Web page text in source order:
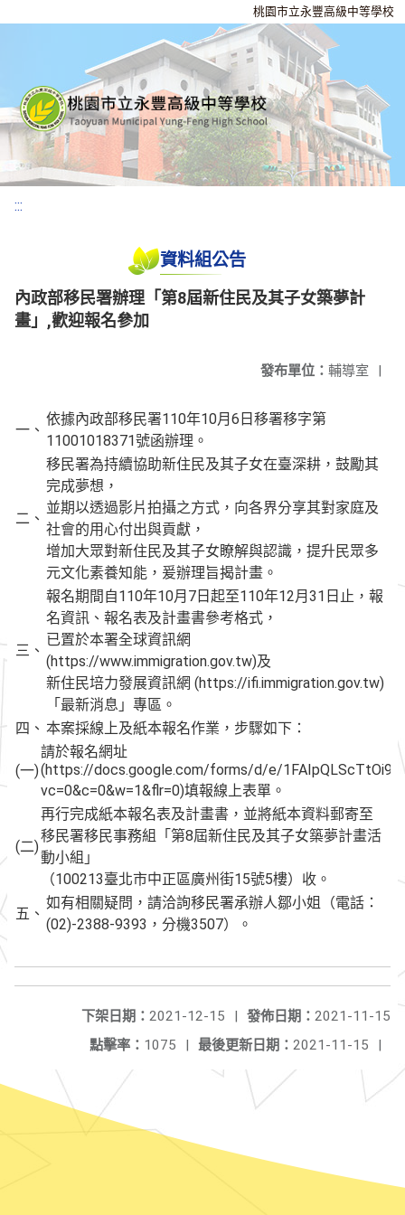
桃園市立永豐高級中等學校
:::
資料組公告
內政部移民署辦理「第8屆新住民及其子女築夢計
畫」,歡迎報名參加
發布單位： 輔導室 |
一、
依據內政部移民署110年10月6日移署移字第
11001018371號函辦理。
二、
移民署為持續協助新住民及其子女在臺深耕，鼓勵其
完成夢想，
並期以透過影片拍攝之方式，向各界分享其對家庭及
社會的用心付出與貢獻，
增加大眾對新住民及其子女瞭解與認識，提升民眾多
元文化素養知能，爰辦理旨揭計畫。
三、
報名期間自110年10月7日起至110年12月31日止，報
名資訊、報名表及計畫書參考格式，
已置於本署全球資訊網
(https://www.immigration.gov.tw)及
新住民培力發展資訊網 (https://ifi.immigration.gov.tw)
「最新消息」專區。
四、 本案採線上及紙本報名作業，步驟如下：
(一)
請於報名網址
(https://docs.google.com/forms/d/e/
vc=0&c=0&w=1&flr=0)填報線上表單。
(二)
再行完成紙本報名表及計畫書，並將紙本資料郵寄至
移民署移民事務組「第8屆新住民及其子女築夢計畫活
動小組」
（100213臺北市中正區廣州街15號5樓）收。
五、
如有相關疑問，請洽詢移民署承辦人鄒小姐（電話：
(02)-2388-9393，分機3507）。
發佈日期： 2021-11-15
下架日期： 2021-12-15
|
最後更新日期： 2021-11-15 |
點擊率： 1075 |